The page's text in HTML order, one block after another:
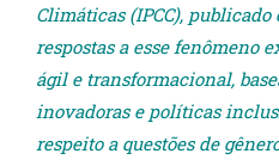
Climáticas (IPCC), publicado
respostas a esse fenômeno
ágil e transformacional,
inovadoras e políticas
respeito a questões de